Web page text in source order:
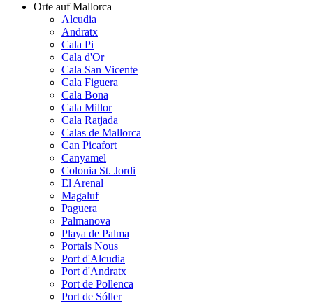
Orte auf Mallorca
Alcudia
Andratx
Cala Pi
Cala d'Or
Cala San Vicente
Cala Figuera
Cala Bona
Cala Millor
Cala Ratjada
Calas de Mallorca
Can Picafort
Canyamel
Colonia St. Jordi
El Arenal
Magaluf
Paguera
Palmanova
Playa de Palma
Portals Nous
Port d'Alcudia
Port d'Andratx
Port de Pollenca
Port de Sóller